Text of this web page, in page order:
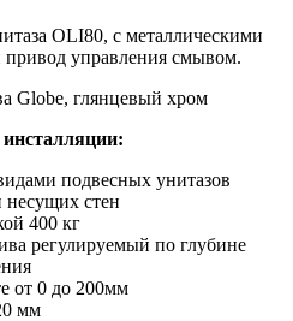
OLI80, с металлическими
управления смывом.
Globe, глянцевый хром
подвесных унитазов
несущих стен
400 кг
регулируемый по глубине
от 0 до 200мм
мм